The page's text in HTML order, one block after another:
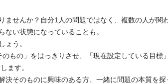
ませんか？自分1人の問題ではなく、複数の人が関
い状態になっていることも。
ょう。
もの」をはっきりさせ、「現在設定している目標
ます。
決そのものに興味のある方、一緒に問題の本質を探